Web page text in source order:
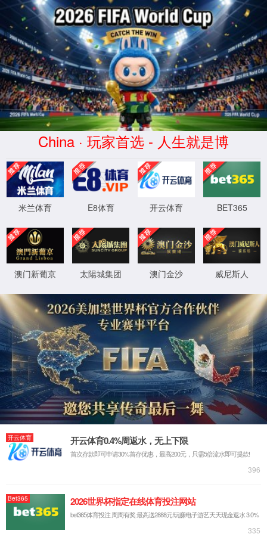
PG电子不凡成就非凡
股票代码
601100
商城 液压油缸
商
城
电话
4001018889
邮箱
hengli@henglihydraulics.com
地址
江苏省常州市武进高新区龙潜路99号
Copyright © 2024江苏pg不凡成就非凡官网股份有限公司 All
Rights Reserved.苏ICP备12005544号
隐私保护